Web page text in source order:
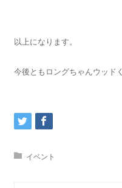
以上になります。
今後ともロングちゃんウッド
イベント